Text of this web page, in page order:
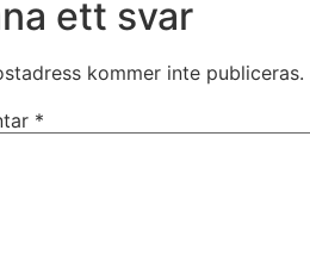
ett svar
kommer inte publiceras.
*